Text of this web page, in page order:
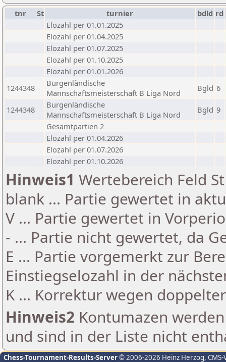
tnr St turnier bdld rd
Elozahl per 01.01.2025
Elozahl per 01.04.2025
Elozahl per 01.07.2025
Elozahl per 01.10.2025
Elozahl per 01.01.2026
1244348
Burgenländische
Mannschaftsmeisterschaft B Liga Nord
Bgld 6
1244348
Burgenländische
Mannschaftsmeisterschaft B Liga Nord
Bgld 9
Gesamtpartien 2
Elozahl per 01.04.2026
Elozahl per 01.07.2026
Elozahl per 01.10.2026
Hinweis1 Wertebereich Feld
blank ... Partie gewertet in
V ... Partie gewertet in
- ... Partie nicht gewertet, da
E ... Partie vorgemerkt zur
Einstiegselozahl in der
K ... Korrektur wegen
Hinweis2 Kontumazen
und sind in der Liste nicht
Chess-Tournament-Results-Server© 2006-2026 Heinz Herzog,